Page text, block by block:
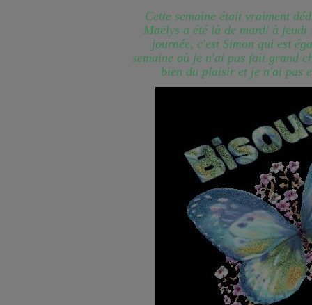
Cette semaine était vraiment
Maëlys a été là de mardi à
journée, c'est Simon qui est
semaine où je n'ai pas fait grand
bien du plaisir et je n'ai pas